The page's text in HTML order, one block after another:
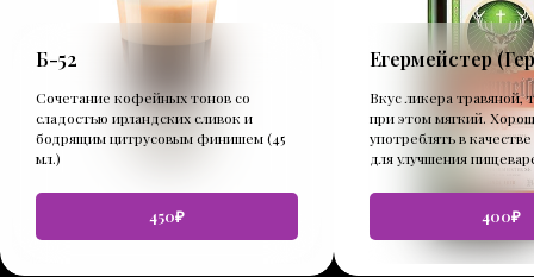
Б-52
Сочетание кофейных тонов со
сладостью ирландских сливок и
бодрящим цитрусовым финишем (45
мл.)
450₽
Егермейстер
Вкус ликера травяной,
при этом мягкий.
употреблять в
для улучшения
400₽